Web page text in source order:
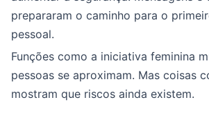
prepararam o caminho para o
pessoal.
Funções como a iniciativa feminina
pessoas se aproximam. Mas coisas
mostram que riscos ainda existem.